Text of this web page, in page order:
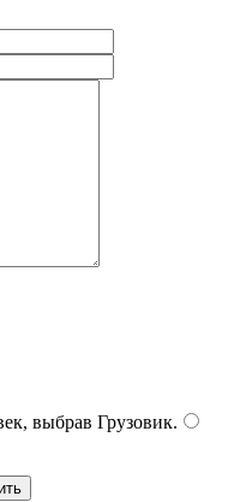
выбрав Грузовик.